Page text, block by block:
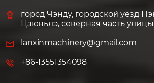
город Чэнду, городской уезд
Цзюньлэ, северная часть
lanxinmachinery@gmail.com
+86-13551354098